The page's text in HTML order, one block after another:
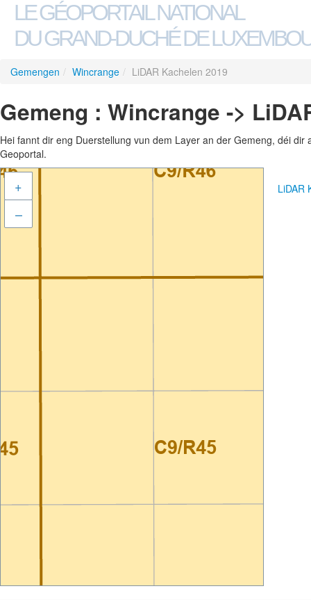
LE GÉOPORTAIL NATIONAL
DU GRAND-DUCHÉ DE
Gemengen / Wincrange / LiDAR Kachelen 2019
Gemeng : Wincrange ->
Hei fannt dir eng Duerstellung vun dem Layer an der Gemeng, déi
Geoportal.
+
–
LiDAR